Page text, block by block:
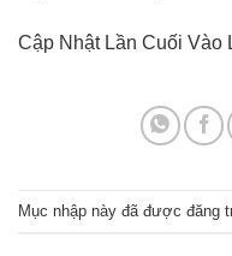
Cập Nhật Lần Cuối Vào
Mục nhập này đã được đăng